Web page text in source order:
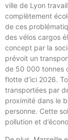
ville de Lyon
complètement
de ces
des vélos cargos
concept par la
prévoit un
de 50 000 tonnes
flotte d’ici 2026.
transportées par
proximité dans le
personne. Cette
pollution et